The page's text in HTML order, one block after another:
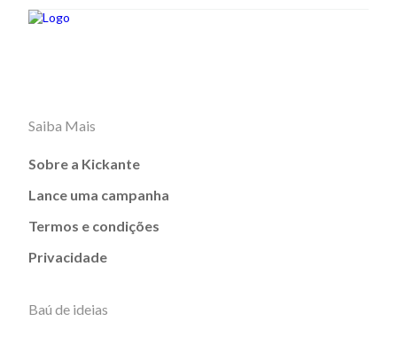
Saiba Mais
Sobre a Kickante
Lance uma campanha
Termos e condições
Privacidade
Baú de ideias